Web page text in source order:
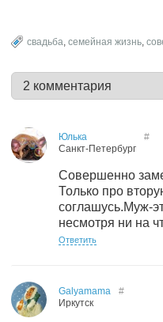
свадьба, семейная жизнь,
Юлька
Санкт-Петербург
#
Совершенно
Только про
соглашусь.Муж-
несмотря ни на
Ответить
Galyamama
Иркутск
#